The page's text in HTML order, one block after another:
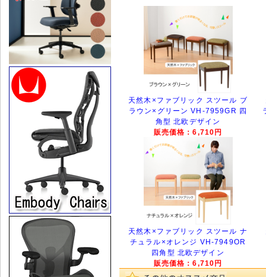
天然木×ファブリック スツール ブ
ラウン×グリーン VH-7959GR 四
角型 北欧デザイン
販売価格：6,710円
天然木×ファブリック スツール ナ
チュラル×オレンジ VH-7949OR
四角型 北欧デザイン
販売価格：6,710円